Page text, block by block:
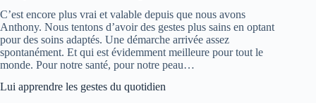
C’est encore plus vrai et valable depuis que nous avons
Anthony. Nous tentons d’avoir des gestes plus sains en optant
pour des soins adaptés. Une démarche arrivée assez
spontanément. Et qui est évidemment meilleure pour tout le
monde. Pour notre santé, pour notre peau…
Lui apprendre les gestes du quotidien